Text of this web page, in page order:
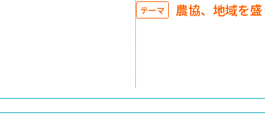
テーマ 農協、地域を